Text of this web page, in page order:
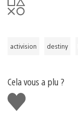
activision destiny
Cela vous a plu ?
J'aime